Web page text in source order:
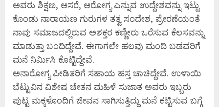
ಅವರು ಶಿಕ್ಷಣ, ಆಸರೆ, ಆರೋಗ್ಯ ಎನ್ನುವ ಉದ್ದೇಶವನ್ನು ಇಟ್ಟು
ಕೊಂಡು ನಾರಾಯಣ ಗುರುಗಳ ತತ್ವ ಸಂದೇಶ, ಪ್ರೇರಣೆಯಂತೆ
ನಾವು ಸಮಾಜದಲ್ಲಿರುವ ಅಶಕ್ತರ ಕಣ್ಣೀರು ಒರೆಸುವ ಕೆಲಸವನ್ನು
ಮಾಡುತ್ತಾ ಬಂದಿದ್ದೇವೆ. ಈಗಾಗಲೇ ಹಲವು ಮಂದಿ ಬಡವರಿಗೆ
ಮನೆ ನಿರ್ಮಿಸಿ ಕೊಟ್ಟಿದ್ದೇವೆ.
ಅನಾರೋಗ್ಯ ಪೀಡಿತರಿಗೆ ಸಹಾಯ ಹಸ್ತ ಚಾಚಿದ್ದೇವೆ. ಉಳಾಯಿ
ಬೆಟ್ಟುವಿನ ವಿಶೇಷ ಚೇತನ ಮಹಿಳೆ ಸುಜಾತ ಅವರು ಇಬ್ಬರು
ಪುಟ್ಟ ಮಕ್ಕಳೊಂದಿಗೆ ಜೀವನ ಸಾಗಿಸುತ್ತಿದ್ದು ಮನೆ ಕಟ್ಟಿಸುವ ಬಗ್ಗೆ